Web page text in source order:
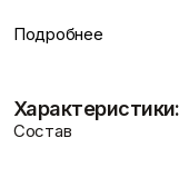
Шпаклевки
Финишная
Показать больше
Высокая
сцепление плитки с
температурным
Армированные
Подробнее
Характеристики:
Состав